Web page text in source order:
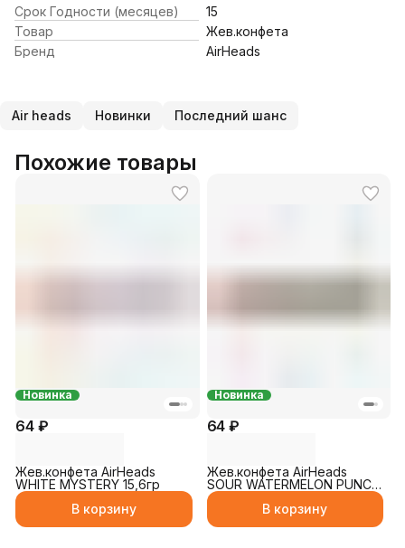
Срок Годности (месяцев)
15
Товар
Жев.конфета
Бренд
AirHeads
Air heads Новинки Последний шанс
Похожие товары
Новинка
64 ₽
Жев.конфета AirHeads
WHITE MYSTERY 15,6гр
В корзину
Новинка
64 ₽
Жев.конфета AirHeads
SOUR WATERMELON PUNCH
15,6гр
В корзину